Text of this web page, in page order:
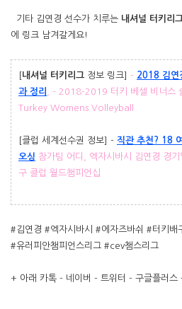
기타 김연경 선수가 치루는 내셔널 터키리
에 링크 남겨갈게요!
내셔널 터키리그 정보 링크] - 2018 김연
과 정리
, - 2018-2019 터키 베셀 비너스
Turkey Womens Volleyball
[클럽 세계선수권 정보] - 직관 추천? 18
오싱 참가팀 어디, 엑자시바시 김연경 경
구 클럽 월드챔피언십
#김연경 #엑자시바시 #에자즈바쉬 #터키
#유러피안챔피언스리그 #cev챔스리그
+ 아래 카톡 - 네이버 - 트위터 - 구글플러스